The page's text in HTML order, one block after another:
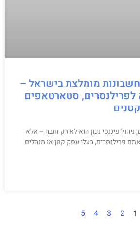
מומלצת בישראל –
סטארטאפים
פיננסי נכון הוא לא רק חובה – אלא
אתם פרילנסרים, בעלי עסק קטן או מנהלים
1
2
3
4
5